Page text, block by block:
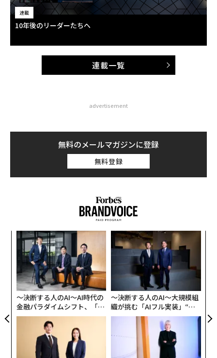
連載
10年後のリーダーたちへ
連載一覧
advertisement
無料のメールマガジンに登録
無料登録
〜決断する人のAI〜AI時代の
金融パラダイムシフト、「超
個別化」の核心 【MUFG×ウ
ェルスナビ×PwC】
〜決断する人のAI〜大規模組
織が挑む「AIフル実装」“使
う”企業から“動く”企業へ【N
TTドコモビジネス×PwC】